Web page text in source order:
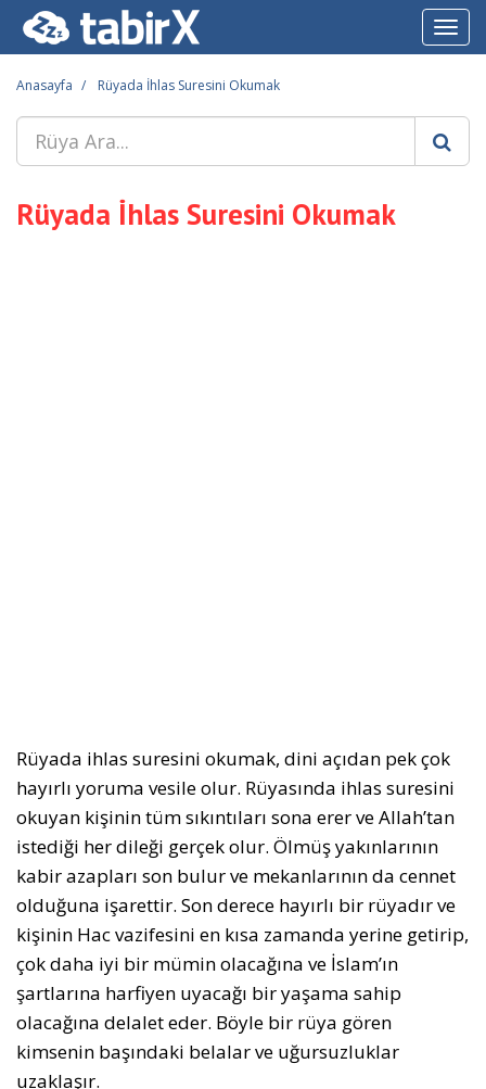
Anasayfa Rüyada İhlas Suresini Okumak
Rüyada İhlas Suresini Okumak
Rüyada ihlas suresini okumak, dini açıdan pek çok
hayırlı yoruma vesile olur. Rüyasında ihlas suresini
okuyan kişinin tüm sıkıntıları sona erer ve Allah’tan
istediği her dileği gerçek olur. Ölmüş yakınlarının
kabir azapları son bulur ve mekanlarının da cennet
olduğuna işarettir. Son derece hayırlı bir rüyadır ve
kişinin Hac vazifesini en kısa zamanda yerine getirip,
çok daha iyi bir mümin olacağına ve İslam’ın
şartlarına harfiyen uyacağı bir yaşama sahip
olacağına delalet eder. Böyle bir rüya gören
kimsenin başındaki belalar ve uğursuzluklar
uzaklaşır.